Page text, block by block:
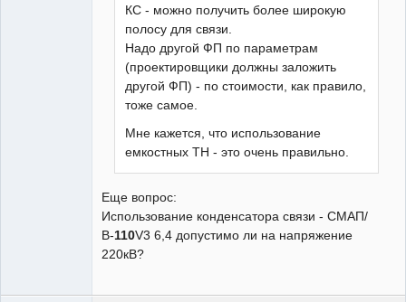
КС - можно получить более широкую
полосу для связи.
Надо другой ФП по параметрам
(проектировщики должны заложить
другой ФП) - по стоимости, как правило,
тоже самое.
Мне кажется, что использование
емкостных ТН - это очень правильно.
Еще вопрос:
Использование конденсатора связи - СМАП/
В-110V3 6,4 допустимо ли на напряжение
220кВ?